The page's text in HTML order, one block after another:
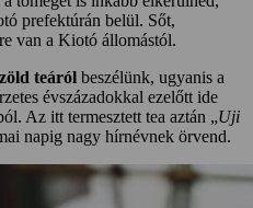
prefektúrán belül. Sőt,
van a Kiotó állomástól.
teáról beszélünk, ugyanis a
évszázadokkal ezelőtt ide
Az itt termesztett tea aztán „Uji
napig nagy hírnévnek örvend.